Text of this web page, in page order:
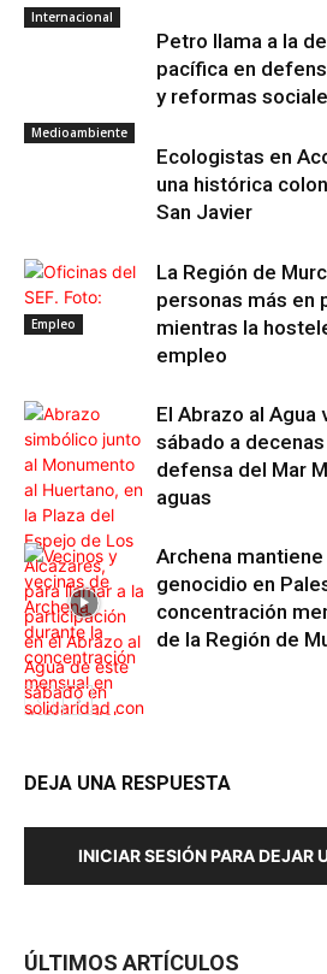
Internacional
Petro llama a la
pacífica en
y reformas
Medioambiente
Ecologistas en
una histórica
San Javier
Empleo
La Región de
personas más en
mientras la
empleo
Internacional
El Abrazo al Agua
sábado a
defensa del Mar
aguas
Murcia
Archena
genocidio en
concentración
de la Región de
DEJA UNA RESPUESTA
INICIAR SESIÓN PARA DEJAR
ÚLTIMOS ARTÍCULOS